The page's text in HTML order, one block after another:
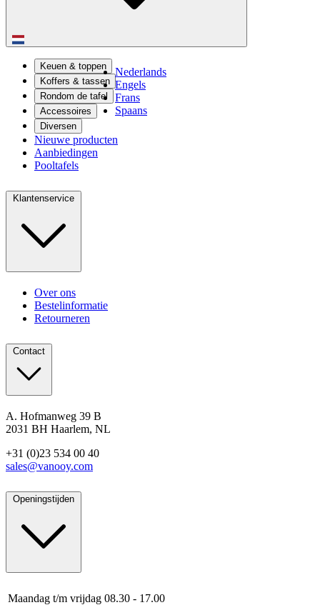
Nederlands
Engels
Frans
Spaans
Keuen & toppen
Koffers & tassen
Rondom de tafel
Accessoires
Diversen
Nieuwe producten
Aanbiedingen
Pooltafels
Klantenservice
Over ons
Bestelinformatie
Retourneren
Contact
A. Hofmanweg 39 B
2031 BH Haarlem, NL
+31 (0)23 534 00 40
sales@vanooy.com
Openingstijden
Maandag t/m vrijdag 08.30 - 17.00